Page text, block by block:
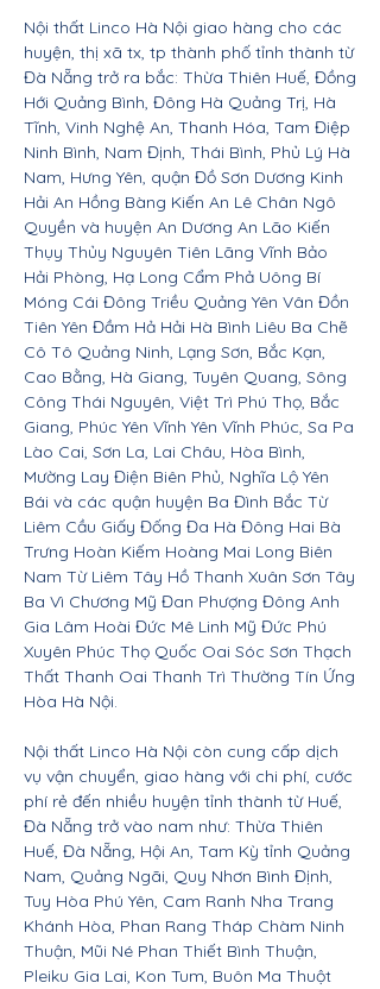
Nội thất Linco Hà Nội giao hàng cho các
huyện, thị xã tx, tp thành phố tỉnh thành từ
Đà Nẵng trở ra bắc: Thừa Thiên Huế, Đồng
Hới Quảng Bình, Đông Hà Quảng Trị, Hà
Tĩnh, Vinh Nghệ An, Thanh Hóa, Tam Điệp
Ninh Bình, Nam Định, Thái Bình, Phủ Lý Hà
Nam, Hưng Yên, quận Đồ Sơn Dương Kinh
Hải An Hồng Bàng Kiến An Lê Chân Ngô
Quyền và huyện An Dương An Lão Kiến
Thụy Thủy Nguyên Tiên Lãng Vĩnh Bảo
Hải Phòng, Hạ Long Cẩm Phả Uông Bí
Móng Cái Đông Triều Quảng Yên Vân Đồn
Tiên Yên Đầm Hả Hải Hà Bình Liêu Ba Chẽ
Cô Tô Quảng Ninh, Lạng Sơn, Bắc Kạn,
Cao Bằng, Hà Giang, Tuyên Quang, Sông
Công Thái Nguyên, Việt Trì Phú Thọ, Bắc
Giang, Phúc Yên Vĩnh Yên Vĩnh Phúc, Sa Pa
Lào Cai, Sơn La, Lai Châu, Hòa Bình,
Mường Lay Điện Biên Phủ, Nghĩa Lộ Yên
Bái và các quận huyện Ba Đình Bắc Từ
Liêm Cầu Giấy Đống Đa Hà Đông Hai Bà
Trưng Hoàn Kiếm Hoàng Mai Long Biên
Nam Từ Liêm Tây Hồ Thanh Xuân Sơn Tây
Ba Vì Chương Mỹ Đan Phượng Đông Anh
Gia Lâm Hoài Đức Mê Linh Mỹ Đức Phú
Xuyên Phúc Thọ Quốc Oai Sóc Sơn Thạch
Thất Thanh Oai Thanh Trì Thường Tín Ứng
Hòa Hà Nội.
Nội thất Linco Hà Nội còn cung cấp dịch
vụ vận chuyển, giao hàng với chi phí, cước
phí rẻ đến nhiều huyện tỉnh thành từ Huế,
Đà Nẵng trở vào nam như: Thừa Thiên
Huế, Đà Nẵng, Hội An, Tam Kỳ tỉnh Quảng
Nam, Quảng Ngãi, Quy Nhơn Bình Định,
Tuy Hòa Phú Yên, Cam Ranh Nha Trang
Khánh Hòa, Phan Rang Tháp Chàm Ninh
Thuận, Mũi Né Phan Thiết Bình Thuận,
Pleiku Gia Lai, Kon Tum, Buôn Ma Thuột